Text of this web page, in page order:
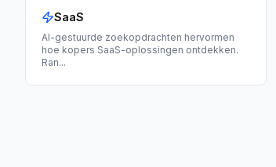
SaaS
AI-gestuurde zoekopdrachten hervormen
hoe kopers SaaS-oplossingen ontdekken.
Ran...